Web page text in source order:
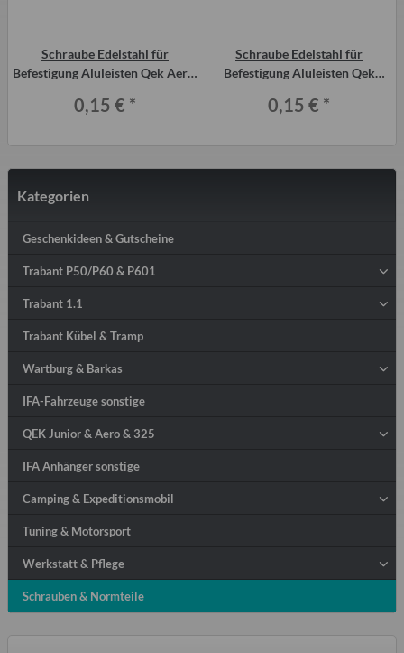
Schraube Edelstahl für
Befestigung Aluleisten Qek Aero,
0,15 € *
Schraube Edelstahl für
Befestigung Aluleisten Qek
0,15 € *
Kategorien
Geschenkideen & Gutscheine
Trabant P50/P60 & P601
Trabant 1.1
Trabant Kübel & Tramp
Wartburg & Barkas
IFA-Fahrzeuge sonstige
QEK Junior & Aero & 325
IFA Anhänger sonstige
Camping & Expeditionsmobil
Tuning & Motorsport
Werkstatt & Pflege
Schrauben & Normteile